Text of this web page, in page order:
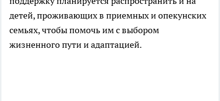
детей, проживающих в приемных и опекунских
семьях, чтобы помочь им с выбором
жизненного пути и адаптацией.